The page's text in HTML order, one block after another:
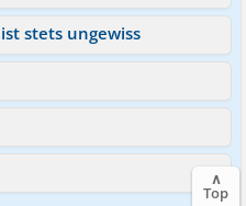
stets ungewiss
∧
Top